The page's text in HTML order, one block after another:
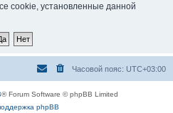
cookie, установленные данной
Часовой пояс: UTC+03:00
® Forum Software © phpBB Limited
phpBB